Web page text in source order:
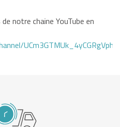
notre chaine YouTube en